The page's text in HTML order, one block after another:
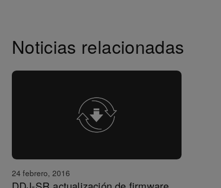
Noticias relacionadas
24 febrero, 2016